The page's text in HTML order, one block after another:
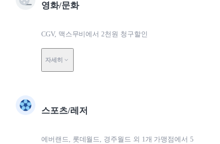
영화/문화
CGV, 맥스무비에서 2천원 청구할인
자세히
스포츠/레저
에버랜드, 롯데월드, 경주월드 외 1개 가맹점에서 5